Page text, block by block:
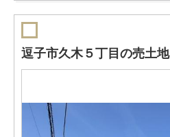
逗子市久木５丁目の売土地